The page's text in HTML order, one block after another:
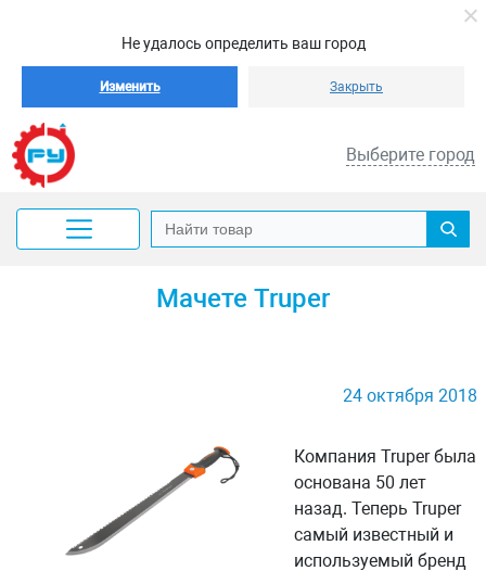
Не удалось определить ваш город
Изменить Закрыть
Выберите город
Мачете Truper
24 октября 2018
Компания Truper была
основана 50 лет
назад. Теперь Truper
самый известный и
используемый бренд